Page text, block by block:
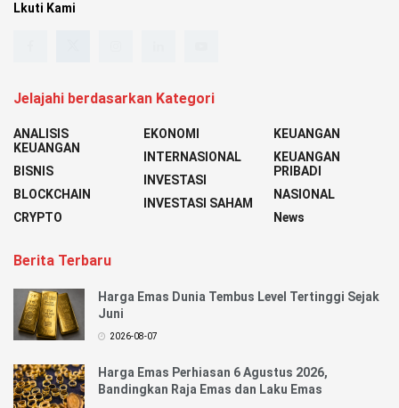
Lkuti Kami
Jelajahi berdasarkan Kategori
ANALISIS
KEUANGAN
BISNIS
BLOCKCHAIN
CRYPTO
EKONOMI
INTERNASIONAL
INVESTASI
INVESTASI SAHAM
KEUANGAN
KEUANGAN
PRIBADI
NASIONAL
News
Berita Terbaru
Harga Emas Dunia Tembus Level Tertinggi Sejak
Juni
2026-08-07
Harga Emas Perhiasan 6 Agustus 2026,
Bandingkan Raja Emas dan Laku Emas